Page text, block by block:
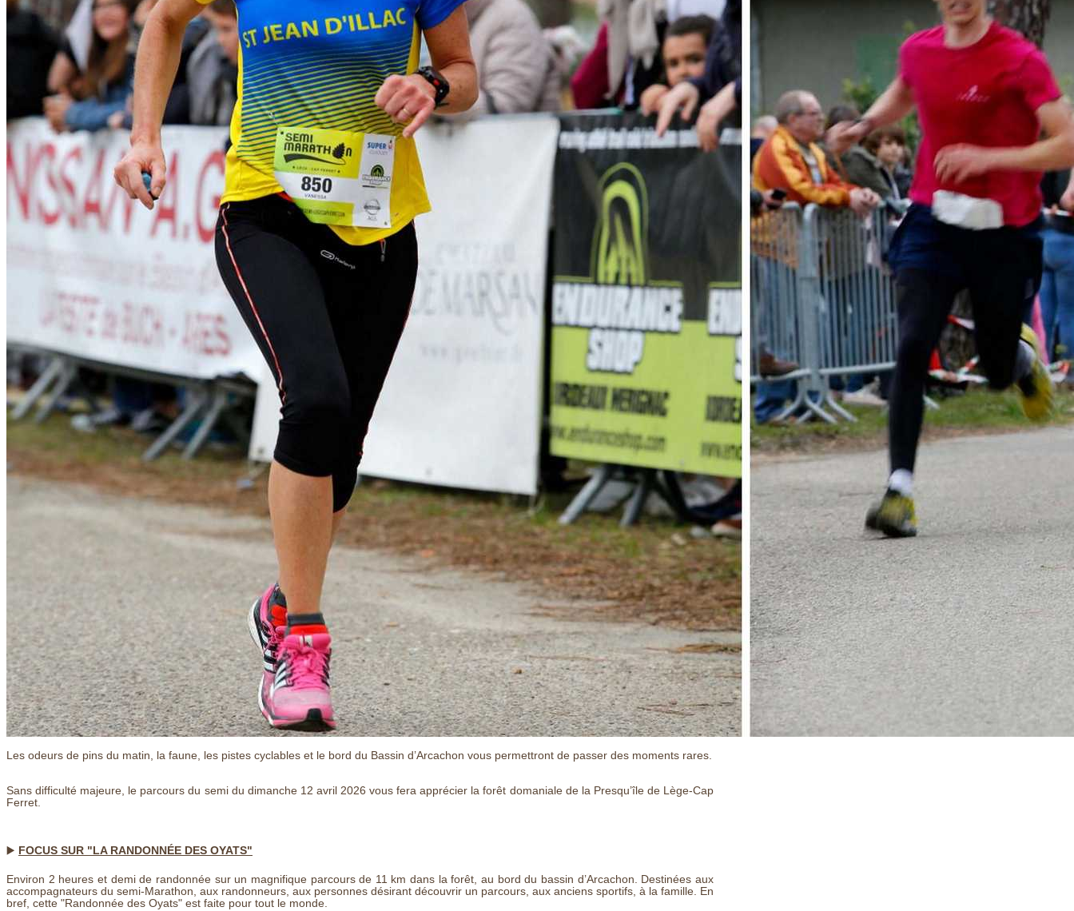
Les odeurs de pins du matin, la faune, les pistes cyclables et le bord du Bassin d’Arcachon vous permettront de passer des moments rares.
Sans difficulté majeure, le parcours du semi du dimanche 12 avril 2026 vous fera apprécier la forêt domaniale de la Presqu’île de Lège-Cap
Ferret.
▶️ FOCUS SUR "LA RANDONNÉE DES OYATS"
Environ 2 heures et demi de randonnée sur un magnifique parcours de 11 km dans la forêt, au bord du bassin d’Arcachon. Destinées aux
accompagnateurs du semi-Marathon, aux randonneurs, aux personnes désirant découvrir un parcours, aux anciens sportifs, à la famille. En
bref, cette "Randonnée des Oyats" est faite pour tout le monde.